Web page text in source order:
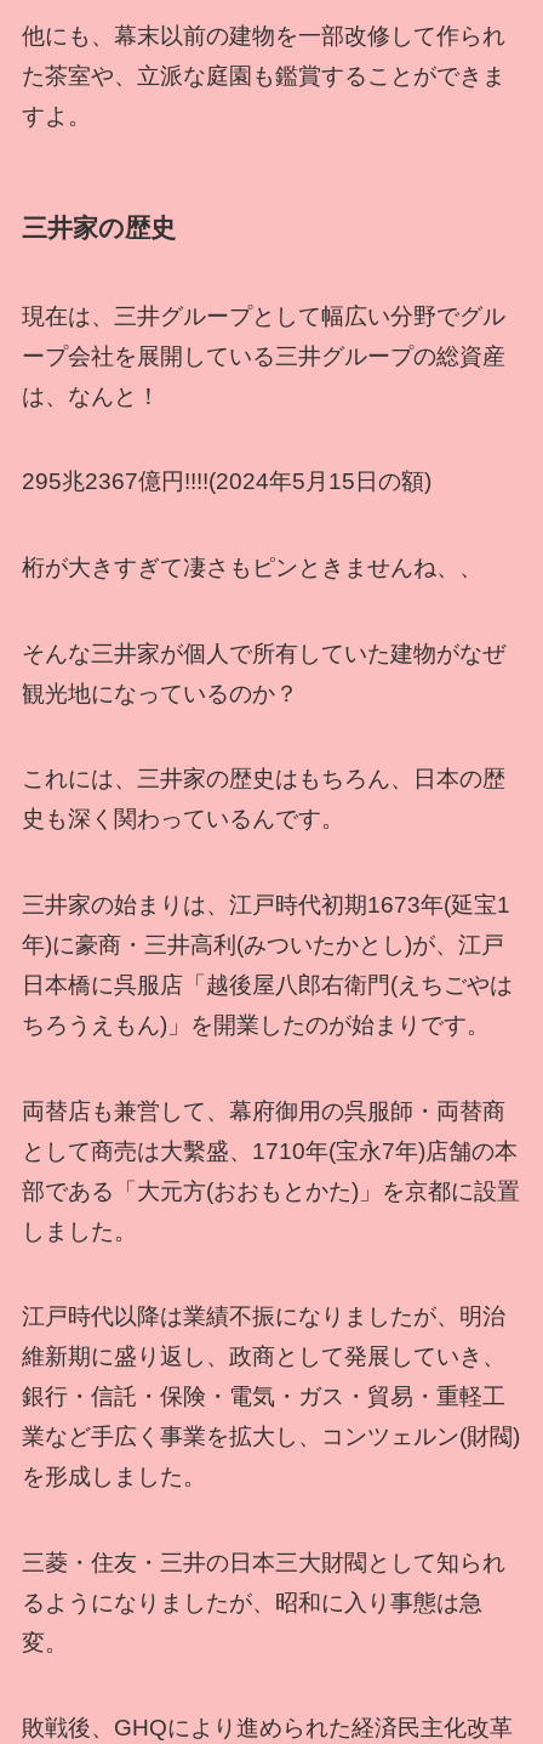
他にも、幕末以前の建物を一部改修して作られ
た茶室や、立派な庭園も鑑賞することができま
すよ。
三井家の歴史
現在は、三井グループとして幅広い分野でグル
ープ会社を展開している三井グループの総資産
は、なんと！
295兆2367億円!!!!(2024年5月15日の額)
桁が大きすぎて凄さもピンときませんね、、
そんな三井家が個人で所有していた建物がなぜ
観光地になっているのか？
これには、三井家の歴史はもちろん、日本の歴
史も深く関わっているんです。
三井家の始まりは、江戸時代初期1673年(延宝1
年)に豪商・三井高利(みついたかとし)が、江戸
日本橋に呉服店「越後屋八郎右衛門(えちごやは
ちろうえもん)」を開業したのが始まりです。
両替店も兼営して、幕府御用の呉服師・両替商
として商売は大繫盛、1710年(宝永7年)店舗の本
部である「大元方(おおもとかた)」を京都に設置
しました。
江戸時代以降は業績不振になりましたが、明治
維新期に盛り返し、政商として発展していき、
銀行・信託・保険・電気・ガス・貿易・重軽工
業など手広く事業を拡大し、コンツェルン(財閥)
を形成しました。
三菱・住友・三井の日本三大財閥として知られ
るようになりましたが、昭和に入り事態は急
変。
敗戦後、GHQにより進められた経済民主化改革